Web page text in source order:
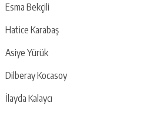
Esma Bekçili
Hatice Karabaş
Asiye Yürük
Dilberay Kocasoy
İlayda Kalaycı